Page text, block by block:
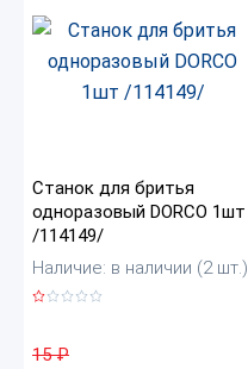
Станок для бритья
одноразовый DORCO 1шт
/114149/
Наличие: в наличии (2 шт.)
15₽